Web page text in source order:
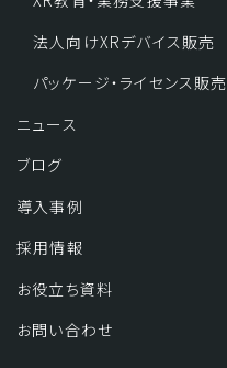
法人向けXRデバイス販売
パッケージ・ライセンス販売
ニュース
ブログ
導入事例
採用情報
お役立ち資料
お問い合わせ